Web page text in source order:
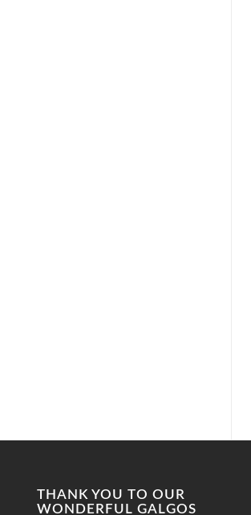
THANK YOU TO OUR
WONDERFUL GALGOS